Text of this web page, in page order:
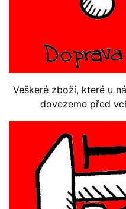
Veškeré zboží, které u
dovezeme před